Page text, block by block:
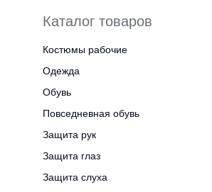
Каталог товаров
Костюмы рабочие
Одежда
Обувь
Повседневная обувь
Защита рук
Защита глаз
Защита слуха